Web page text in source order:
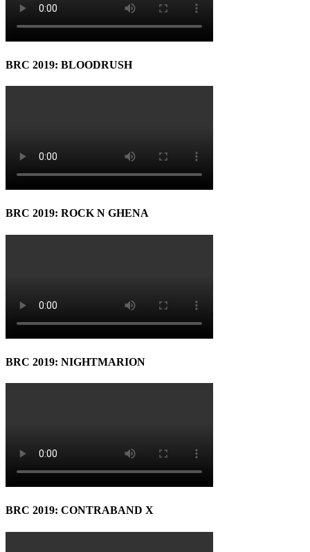
BRC 2019: BLOODRUSH
BRC 2019: ROCK N GHENA
BRC 2019: NIGHTMARION
BRC 2019: CONTRABAND X